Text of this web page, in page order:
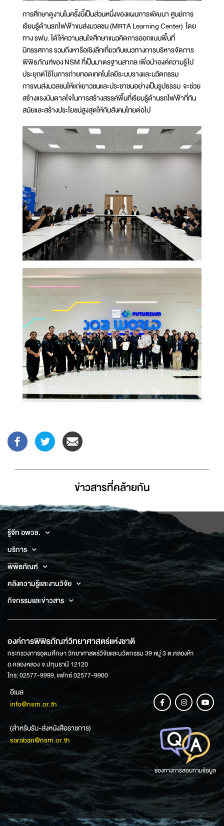
การศึกษาดูงานในครั้งนี้เป็นส่วนหนึ่งของแผนการพัฒนา ศูนย์การ
เรียนรู้ด้านรถไฟฟ้าขนส่งมวลชน (MRTA Learning Center) โดย
ทาง รฟม. ได้ให้ความสนใจศึกษาแนวคิดการออกแบบพื้นที่
นิทรรศการ รวมถึงหารือเชิงลึกเกี่ยวกับแนวทางการบริหารจัดการ
พิพิธภัณฑ์ของ NSM ที่เป็นมาตรฐานสากล เพื่อนำองค์ความรู้ไป
ประยุกต์ใช้ในการถ่ายทอดเทคโนโลยีระบบรางและนวัตกรรม
การขนส่งมวลชนให้แก่เยาวชนและประชาชนอย่างเป็นรูปธรรม จะช่วย
สร้างแรงบันดาลใจในการสร้างสรรค์พื้นที่เรียนรู้ด้านรถไฟฟ้าที่ทัน
สมัยและสร้างประโยชน์สูงสุดให้กับสังคมไทยต่อไป
ข่าวสารที่่คล้ายกัน
รู้จัก อพวช.
บริการ
พิพิธภัณฑ์
คลังความรู้และงานวิจัย
กิจกรรมและข่าวสาร
องค์การพิพิธภัณฑ์วิทยาศาสตร์แห่งชาติ
กระทรวงการอุดมศึกษา วิทยาศาสตร์วิจัยและนวัตกรรม 39 หมู่ 3 ต.คลองห้า
อ.คลองหลวง จ.ปทุมธานี 12120
โทร: 02577-9999, แฟกซ์ 02577-9900
อีเมล
info@nsm.or.th
(สำหรับรับ-ส่งหนังสือราชการ)
saraban@nsm.or.th
ช่องทางการสอบถามข้อมูล